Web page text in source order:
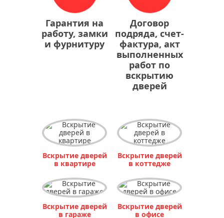
Гарантия на
работу, замки
и фурнитуру
Договор
подряда, счет-
фактура, акт
выполненных
работ по
вскрытию
дверей
Вскрытие дверей
в квартире
Вскрытие дверей
в коттедже
Вскрытие дверей
в гараже
Вскрытие дверей
в офисе